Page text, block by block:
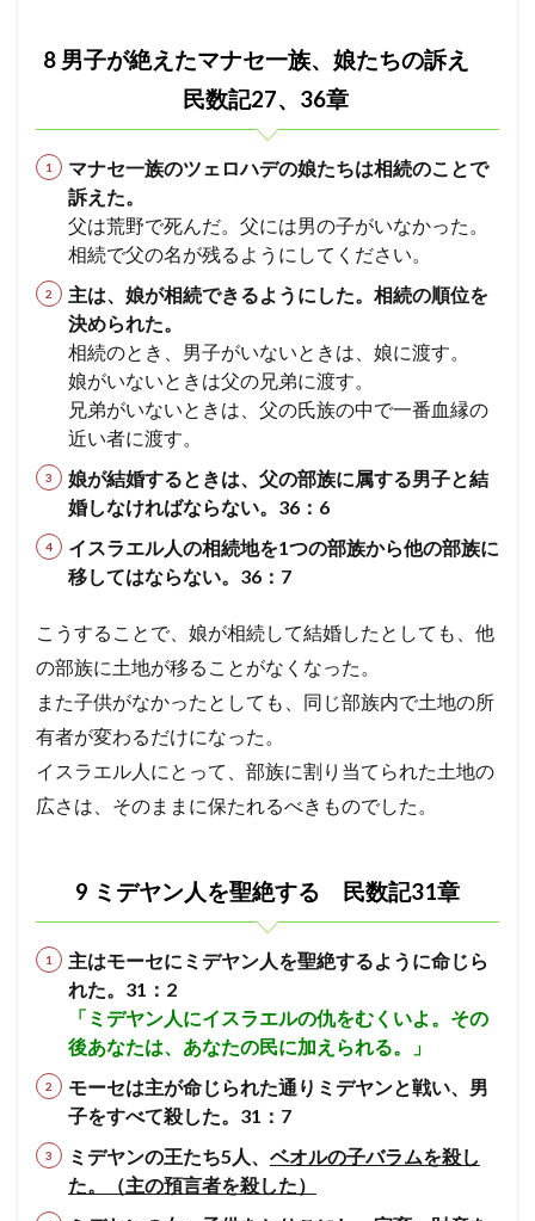
8 男子が絶えたマナセ一族、娘たちの訴え
民数記27、36章
マナセ一族のツェロハデの娘たちは相続のことで
訴えた。
父は荒野で死んだ。父には男の子がいなかった。
相続で父の名が残るようにしてください。
主は、娘が相続できるようにした。相続の順位を
決められた。
相続のとき、男子がいないときは、娘に渡す。
娘がいないときは父の兄弟に渡す。
兄弟がいないときは、父の氏族の中で一番血縁の
近い者に渡す。
娘が結婚するときは、父の部族に属する男子と結
婚しなければならない。36：6
イスラエル人の相続地を1つの部族から他の部族に
移してはならない。36：7
こうすることで、娘が相続して結婚したとしても、他
の部族に土地が移ることがなくなった。
また子供がなかったとしても、同じ部族内で土地の所
有者が変わるだけになった。
イスラエル人にとって、部族に割り当てられた土地の
広さは、そのままに保たれるべきものでした。
9 ミデヤン人を聖絶する 民数記31章
主はモーセにミデヤン人を聖絶するように命じら
れた。31：2
「ミデヤン人にイスラエルの仇をむくいよ。その
後あなたは、あなたの民に加えられる。」
モーセは主が命じられた通りミデヤンと戦い、男
子をすべて殺した。31：7
ミデヤンの王たち5人、 ベオルの子バラムを殺し
た。（主の預言者を殺した）